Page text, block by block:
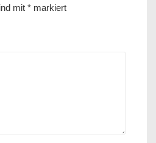
mit * markiert